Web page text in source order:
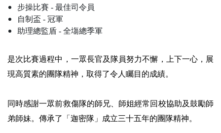
⁠⁠步操比賽 - 最佳司令員
⁠⁠⁠自制盃 - 冠軍
助理總監盾 - 全塲總季軍
是次比賽過程中，一眾長官及隊員努力不懈，上下一心，展
現高質素的團隊精神，取得了令人矚目的成績。
同時感謝一眾前救傷隊的師兄、師姐經常回校協助及鼓勵師
弟師妹。傳承了「迦密隊」成立三十五年的團隊精神。